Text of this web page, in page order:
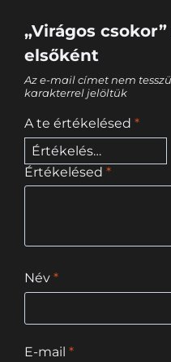
„Virágos
elsőként
Az e-mail címet nem
karakterrel jelöltük
A te értékelésed *
Értékelésed *
Név *
E-mail *